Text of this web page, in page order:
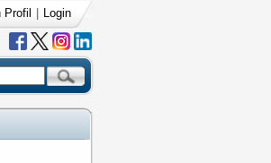
Profil Login